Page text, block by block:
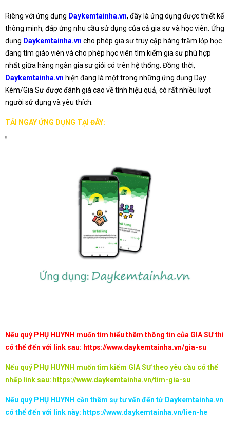
Riêng với ứng dụng Daykemtainha.vn, đây là ứng dụng được thiết kế
thông minh, đáp ứng nhu cầu sử dụng của cả gia sư và học viên. Ứng
dụng Daykemtainha.vn cho phép gia sư truy cập hàng trăm lớp học
đang tìm giáo viên và cho phép học viên tìm kiếm gia sư phù hợp
nhất giữa hàng ngàn gia sư giỏi có trên hệ thống. Đồng thời,
Daykemtainha.vn hiện đang là một trong những ứng dụng Dạy
Kèm/Gia Sư được đánh giá cao về tính hiệu quả, có rất nhiều lượt
người sử dụng và yêu thích.
TẢI NGAY ỨNG DỤNG TẠI ĐÂY:
Nếu quý PHỤ HUYNH muốn tìm hiểu thêm thông tin của GIA SƯ thì
có thể đến với link sau: https://www.daykemtainha.vn/gia-su
Nếu quý PHỤ HUYNH muốn tìm kiếm GIA SƯ theo yêu cầu có thể
nhấp link sau: https://www.daykemtainha.vn/tim-gia-su
Nếu quý PHỤ HUYNH cần thêm sự tư vấn đến từ Daykemtainha.vn
có thể đến với link này: https://www.daykemtainha.vn/lien-he